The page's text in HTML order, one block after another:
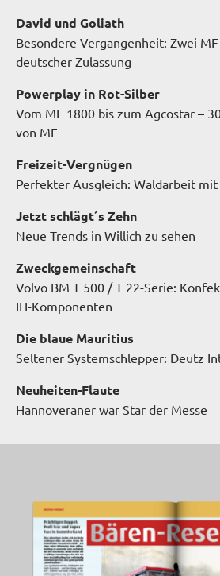
David und Goliath
Besondere Vergangenheit: Zwei
deutscher Zulassung
Powerplay in Rot-Silber
Vom MF 1800 bis zum Agcostar –
von MF
Freizeit-Vergnügen
Perfekter Ausgleich: Waldarbeit mit
Jetzt schlägt´s Zehn
Neue Trends in Willich zu sehen
Zweckgemeinschaft
Volvo BM T 500 / T 22-Serie:
IH-Komponenten
Die blaue Mauritius
Seltener Systemschlepper: Deutz
Neuheiten-Flaute
Hannoveraner war Star der Messe